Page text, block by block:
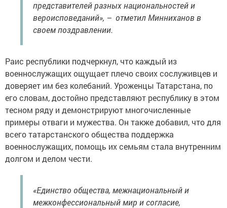
представителей разных национальностей и
вероисповеданий», – отметил Минниханов в
своем поздравлении.
Раис республики подчеркнул, что каждый из
военнослужащих ощущает плечо своих сослуживцев и
доверяет им без колебаний. Уроженцы Татарстана, по
его словам, достойно представляют республику в этом
тесном ряду и демонстрируют многочисленные
примеры отваги и мужества. Он также добавил, что для
всего татарстанского общества поддержка
военнослужащих, помощь их семьям стала внутренним
долгом и делом чести.
«Единство общества, межнациональный и
межконфессиональный мир и согласие,